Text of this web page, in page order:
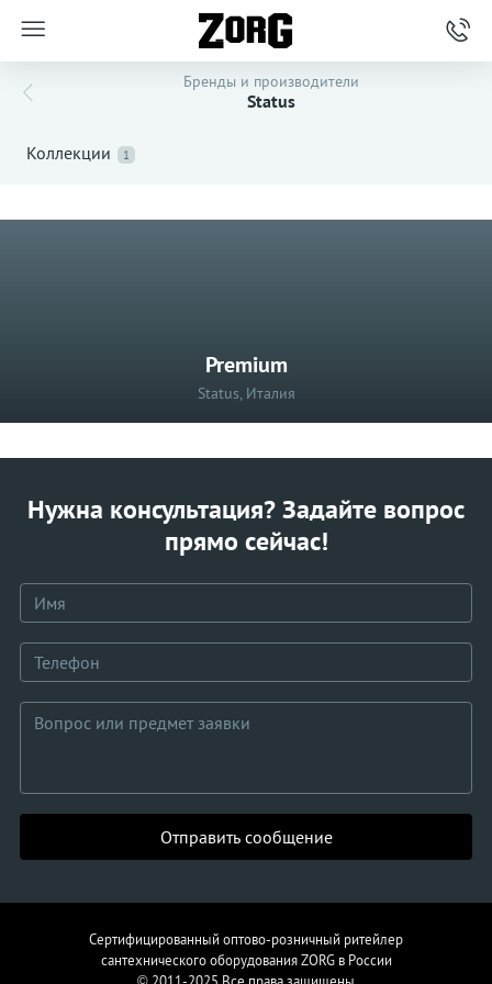
Бренды и производители
Status
Коллекции 1
Premium
Status, Италия
Нужна консультация? Задайте вопрос
прямо сейчас!
Отправить сообщение
Сертифицированный оптово-розничный ритейлер
сантехническогооборудованияZORG в России